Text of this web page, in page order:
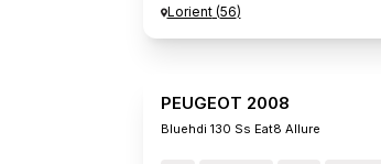
Lorient(56)
PEUGEOT 2008
Bluehdi 130 Ss Eat8 Allure